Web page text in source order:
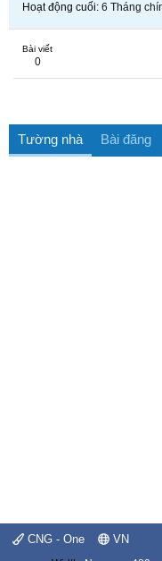
Hoạt động cuối 6 Tháng
Bài viết
0
Tường nhà Bài đăng
CNG - One VN